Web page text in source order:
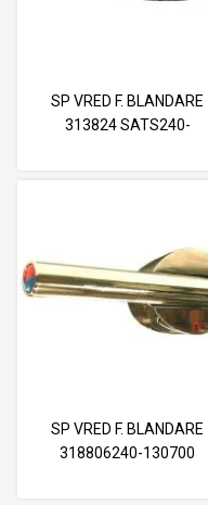
SP VRED F. BLANDARE
313824 SATS240-
SP VRED F. BLANDARE
318806240-130700